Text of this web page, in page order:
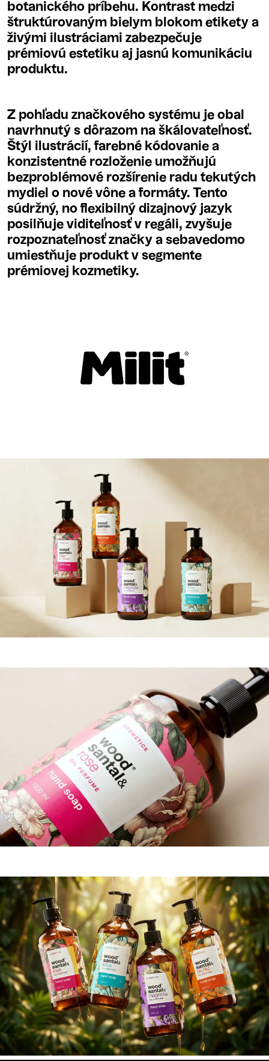
botanického príbehu. Kontrast medzi
štruktúrovaným bielym blokom etikety a
živými ilustráciami zabezpečuje
prémiovú estetiku aj jasnú komunikáciu
produktu.
Z pohľadu značkového systému je obal
navrhnutý s dôrazom na škálovateľnosť.
Štýl ilustrácií, farebné kódovanie a
konzistentné rozloženie umožňujú
bezproblémové rozšírenie radu tekutých
mydiel o nové vône a formáty. Tento
súdržný, no flexibilný dizajnový jazyk
posilňuje viditeľnosť v regáli, zvyšuje
rozpoznateľnosť značky a sebavedomo
umiestňuje produkt v segmente
prémiovej kozmetiky.